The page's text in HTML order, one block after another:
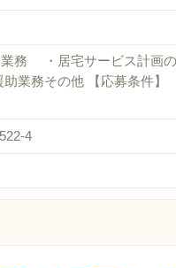
務 ・居宅サービス計画
助業務その他 【応募条
4